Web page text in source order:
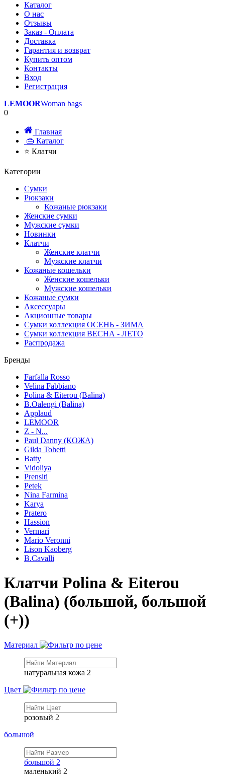
Каталог
О нас
Отзывы
Заказ - Оплата
Доставка
Гарантия и возврат
Купить оптом
Контакты
Вход
Регистрация
LEMOORWoman bags
0
Главная
👜 Каталог
⭐ Клатчи
Категории
Сумки
Рюкзаки
Кожаные рюкзаки
Женские сумки
Мужские сумки
Новинки
Клатчи
Женские клатчи
Мужские клатчи
Кожаные кошельки
Женские кошельки
Мужские кошельки
Кожаные сумки
Аксессуары
Акционные товары
Сумки коллекция ОСЕНЬ - ЗИМА
Сумки коллекция ВЕСНА - ЛЕТО
Распродажа
Бренды
Farfalla Rosso
Velina Fabbiano
Polina & Eiterou (Balina)
B.Oalengi (Balina)
Applaud
LEMOOR
Z - N...
Paul Danny (КОЖА)
Gilda Tohetti
Batty
Vidoliya
Prensiti
Petek
Nina Farmina
Karya
Pratero
Hassion
Vermari
Mario Veronni
Lison Kaoberg
B.Cavalli
Клатчи Polina & Eiterou
(Balina) (большой, большой
(+))
Материал
натуральная кожа 2
Цвет
розовый 2
большой
большой 2
маленький 2